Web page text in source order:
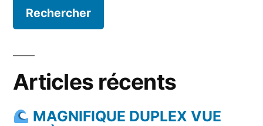
Articles récents
MAGNIFIQUE DUPLEX VUE